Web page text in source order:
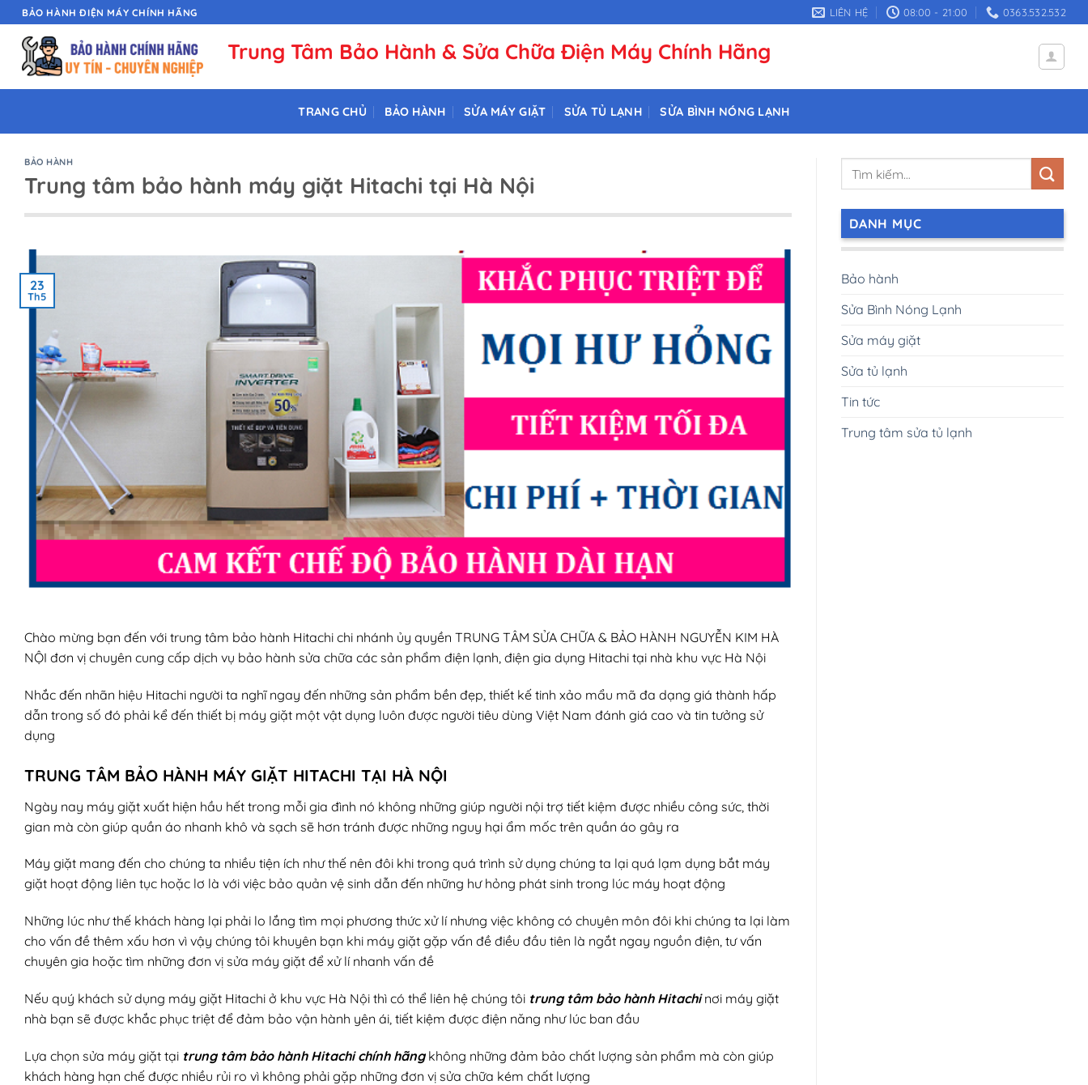
Chuyển
đến
dung
BẢO HÀNH ĐIỆN MÁY CHÍNH HÃNG LIÊN HỆ 08:00 - 21:00 0363.532.532
Trung Tâm Bảo Hành & Sửa Chữa Điện Máy Chính Hãng
TRANG CHỦ BẢO HÀNH SỬA MÁY GIẶT SỬA TỦ LẠNH SỬA BÌNH NÓNG LẠNH
BẢO HÀNH
Trung tâm bảo hành máy giặt Hitachi tại Hà Nội
23
Th5
Chào mừng bạn đến với trung tâm bảo hành Hitachi chi nhánh ủy quyền TRUNG TÂM SỬA CHỮA & BẢO HÀNH NGUYỄN KIM HÀ
NỘI đơn vị chuyên cung cấp dịch vụ bảo hành sửa chữa các sản phẩm điện lạnh, điện gia dụng Hitachi tại nhà khu vực Hà Nội
Nhắc đến nhãn hiệu Hitachi người ta nghĩ ngay đến những sản phẩm bền đẹp, thiết kế tinh xảo mẩu mã đa dạng giá thành hấp
dẫn trong số đó phải kể đến thiết bị máy giặt một vật dụng luôn được người tiêu dùng Việt Nam đánh giá cao và tin tưởng sử
dụng
TRUNG TÂM BẢO HÀNH MÁY GIẶT HITACHI TẠI HÀ NỘI
Ngày nay máy giặt xuất hiện hầu hết trong mỗi gia đình nó không những giúp người nội trợ tiết kiệm được nhiều công sức, thời
gian mà còn giúp quần áo nhanh khô và sạch sẽ hơn tránh được những nguy hại ẩm mốc trên quần áo gây ra
Máy giặt mang đến cho chúng ta nhiều tiện ích như thế nên đôi khi trong quá trình sử dụng chúng ta lại quá lạm dụng bắt máy
giặt hoạt động liên tục hoặc lơ là với việc bảo quản vệ sinh dẫn đến những hư hỏng phát sinh trong lúc máy hoạt động
Những lúc như thế khách hàng lại phải lo lắng tìm mọi phương thức xử lí nhưng việc không có chuyên môn đôi khi chúng ta lại làm
cho vấn đề thêm xấu hơn vì vậy chúng tôi khuyên bạn khi máy giặt gặp vấn đề điều đầu tiên là ngắt ngay nguồn điện, tư vấn
chuyên gia hoặc tìm những đơn vị sửa máy giặt để xử lí nhanh vấn đề
Nếu quý khách sử dụng máy giặt Hitachi ở khu vực Hà Nội thì có thể liên hệ chúng tôi trung tâm bảo hành Hitachinơi máy giặt
nhà bạn sẽ được khắc phục triệt để đảm bảo vận hành yên ái, tiết kiệm được điện năng như lúc ban đầu
Lựa chọn sửa máy giặt tại trung tâm bảo hành Hitachi chính hãngkhông những đảm bảo chất lượng sản phẩm mà còn giúp
khách hàng hạn chế được nhiều rủi ro vì không phải gặp những đơn vị sửa chữa kém chất lượng
DANH MỤC
Bảo hành
Sửa Bình Nóng Lạnh
Sửa máy giặt
Sửa tủ lạnh
Tin tức
Trung tâm sửa tủ lạnh